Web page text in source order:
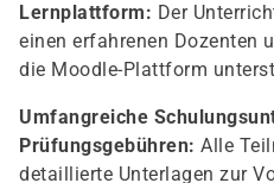
Lernplattform: Der
einen erfahrenen Dozenten
die Moodle-Plattform
Umfangreiche
Prüfungsgebühren: Alle
detaillierte Unterlagen zur